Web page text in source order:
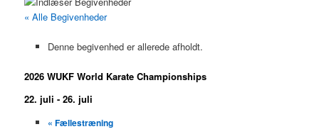
« Alle Begivenheder
Denne begivenhed er allerede afholdt.
2026 WUKF World Karate Championships
22. juli -26. juli
« Fællestræning